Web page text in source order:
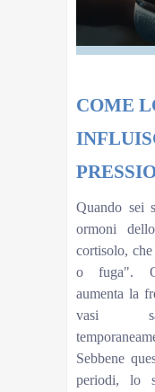
COME
Quando sei
ormoni
cortisolo,
o fuga".
aumenta la
vasi
Sebbene
periodi, lo